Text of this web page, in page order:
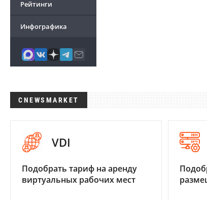
Рейтинги
Инфографика
CNEWSMARKET
VDI
Подобрать тариф на аренду
виртуальных рабочих мест